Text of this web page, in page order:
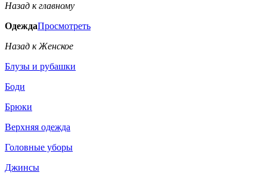
Назад к главному
ОдеждаПросмотреть
Назад к Женское
Блузы и рубашки
Боди
Брюки
Верхняя одежда
Головные уборы
Джинсы